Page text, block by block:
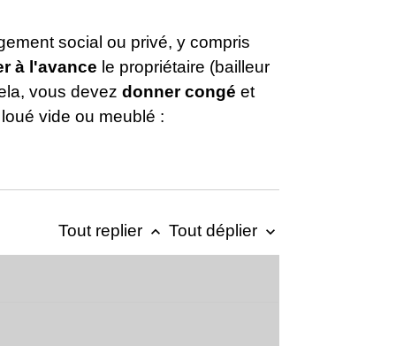
social ou privé, y compris
à l'avance le propriétaire (bailleur
vous devez donner congé et
vide ou meublé :
Tout replier keyboard_arrow_up Tout déplier keyboard_arrow_down